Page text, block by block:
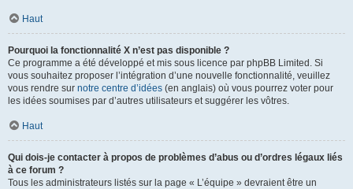
Haut
Pourquoi la fonctionnalité X n’est pas disponible ?
Ce programme a été développé et mis sous licence par phpBB Limited. Si
vous souhaitez proposer l’intégration d’une nouvelle fonctionnalité, veuillez
vous rendre sur notre centre d’idées (en anglais) où vous pourrez voter pour
les idées soumises par d’autres utilisateurs et suggérer les vôtres.
Haut
Qui dois-je contacter à propos de problèmes d’abus ou d’ordres légaux liés
à ce forum ?
Tous les administrateurs listés sur la page « L’équipe » devraient être un